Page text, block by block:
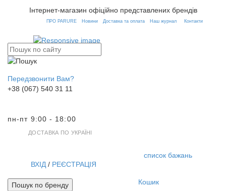
Інтернет-магазин офіційно представлених брендів
ПРО PARURE Новини Доставка та оплата Наш журнал Контакти
Передзвонити Вам?
+38 (067) 540 31 11
пн-пт 9:00 - 18:00
ДОСТАВКА ПО УКРАЇНІ
список бажань
ВХІД / РЕЄСТРАЦІЯ
Кошик
Пошук по бренду